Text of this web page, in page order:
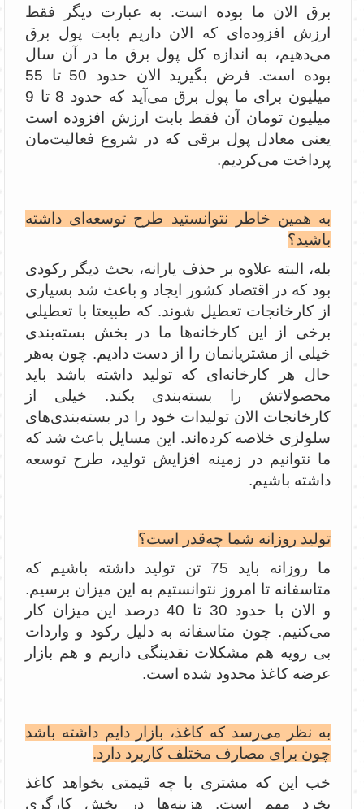
برق الان ما بوده است. به عبارت دیگر فقط
ارزش افزوده‌ای که الان داریم بابت پول برق
می‌دهیم، به اندازه کل پول برق ما در آن سال
بوده است. فرض بگیرید الان حدود 50 تا 55
میلیون برای ما پول برق می‌آید که حدود 8 تا 9
میلیون تومان آن فقط بابت ارزش افزوده است
یعنی معادل پول برقی که در شروع فعالیت‌مان
پرداخت می‌کردیم.
به همین خاطر نتوانستید طرح توسعه‌ای داشته
باشید؟
بله، البته علاوه بر حذف یارانه، بحث دیگر رکودی
بود که در اقتصاد کشور ایجاد و باعث شد بسیاری
از کارخانجات تعطیل شوند. که طبیعتا با تعطیلی
برخی از این کارخانه‌ها ما در بخش بسته‌بندی
خیلی از مشتریانمان را از دست دادیم. چون به‌هر
حال هر کارخانه‌ای که تولید داشته باشد باید
محصولاتش را بسته‌بندی بکند. خیلی از
کارخانجات الان تولیدات خود را در بسته‌بندی‌های
سلولزی خلاصه کرده‌اند. این مسایل باعث شد که
ما نتوانیم در زمینه افزایش تولید، طرح توسعه
داشته باشیم.
تولید روزانه شما چه‌قدر است؟
ما روزانه باید 75 تن تولید داشته باشیم که
متاسفانه تا امروز نتوانستیم به این میزان برسیم.
و الان با حدود 30 تا 40 درصد این میزان کار
می‌کنیم. چون متاسفانه به دلیل رکود و واردات
بی رویه هم مشکلات نقدینگی داریم و هم بازار
عرضه کاغذ محدود شده است.
به نظر می‌رسد که کاغذ، بازار دایم داشته باشد
چون برای مصارف مختلف کاربرد دارد.
خب این که مشتری با چه قیمتی بخواهد کاغذ
بخرد مهم است. هزینه‌ها در بخش کارگری